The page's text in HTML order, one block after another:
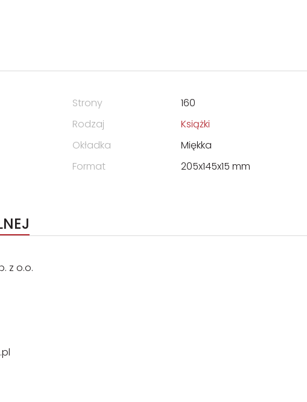
Strony
160
Rodzaj
Książki
Okładka
Miękka
Format
205x145x15 mm
z o.o.